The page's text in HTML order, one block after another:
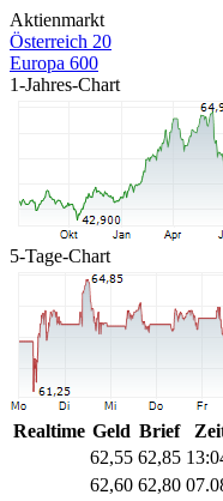
Aktienmarkt
Österreich 20
Europa 600
1-Jahres-Chart
5-Tage-Chart
Realtime Geld Brief
62,55 62,85
62,60 62,80